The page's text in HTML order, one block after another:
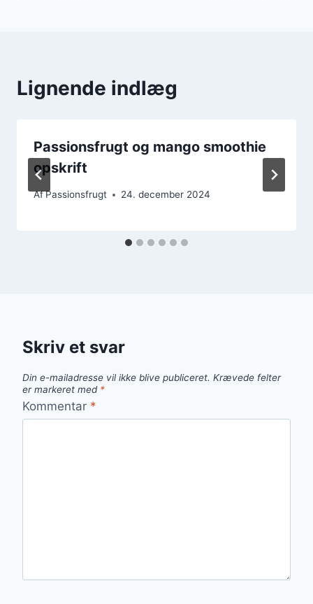
Lignende indlæg
Passionsfrugt og mango smoothie
opskrift
AfPassionsfrugt 24. december 2024
Skriv et svar
Din e-mailadresse vil ikke blive publiceret. Krævede felter
er markeret med *
Kommentar *